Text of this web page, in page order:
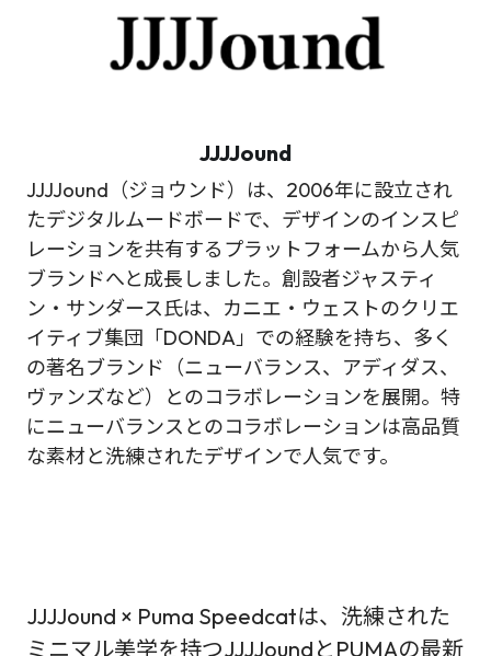
JJJJound
JJJJound（ジョウンド）は、2006年に設立され
たデジタルムードボードで、デザインのインスピ
レーションを共有するプラットフォームから人気
ブランドへと成長しました。創設者ジャスティ
ン・サンダース氏は、カニエ・ウェストのクリエ
イティブ集団「DONDA」での経験を持ち、多く
の著名ブランド（ニューバランス、アディダス、
ヴァンズなど）とのコラボレーションを展開。特
にニューバランスとのコラボレーションは高品質
な素材と洗練されたデザインで人気です。
JJJJound × Puma Speedcatは、洗練された
ミニマル美学を持つJJJJoundとPUMAの最新